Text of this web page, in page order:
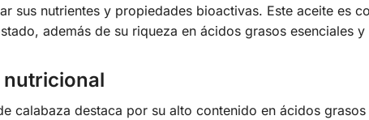
sus nutrientes y propiedades bioactivas. Este aceite es
además de su riqueza en ácidos grasos esenciales
calabaza destaca por su alto contenido en ácidos